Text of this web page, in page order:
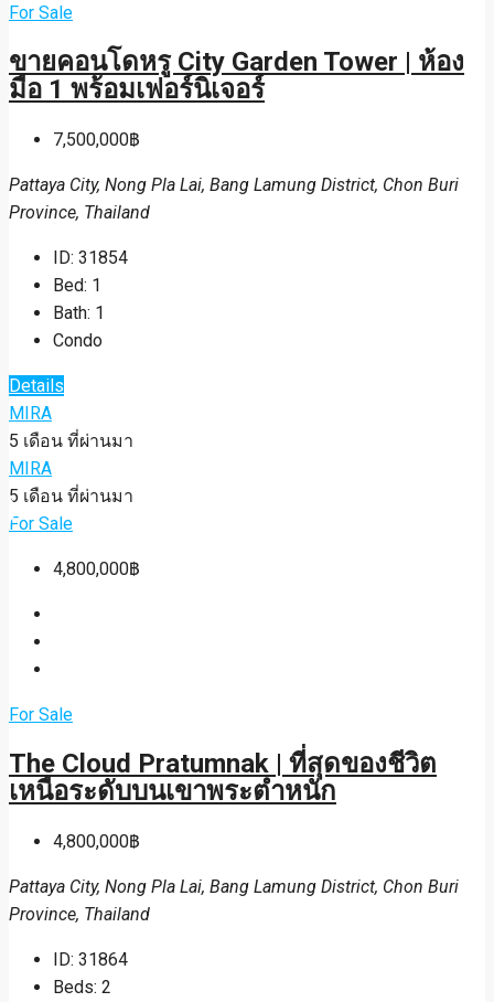
For Sale
ขายคอนโดหรู City Garden Tower | ห้อง
มือ 1 พร้อมเฟอร์นิเจอร์
7,500,000฿
Pattaya City, Nong Pla Lai, Bang Lamung District, Chon Buri
Province, Thailand
ID: 31854
Bed: 1
Bath: 1
Condo
Details
MIRA
5 เดือน ที่ผ่านมา
MIRA
5 เดือน ที่ผ่านมา
For Sale
4,800,000฿
For Sale
The Cloud Pratumnak | ที่สุดของชีวิต
เหนือระดับบนเขาพระตำหนัก
4,800,000฿
Pattaya City, Nong Pla Lai, Bang Lamung District, Chon Buri
Province, Thailand
ID: 31864
Beds: 2